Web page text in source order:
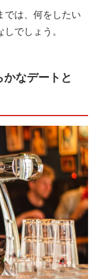
では、何をしたい
でしょう。
かなデートと